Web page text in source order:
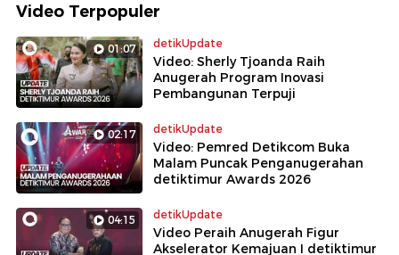
Video Terpopuler
01:07 detikUpdate
Video: Sherly Tjoanda Raih
Anugerah Program Inovasi
Pembangunan Terpuji
02:17 detikUpdate
Video: Pemred Detikcom Buka
Malam Puncak Penganugerahan
detiktimur Awards 2026
04:15 detikUpdate
Video Peraih Anugerah Figur
Akselerator Kemajuan I detiktimur